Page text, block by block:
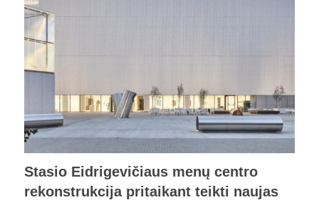
Stasio Eidrigevičiaus menų centro
rekonstrukcija pritaikant teikti naujas